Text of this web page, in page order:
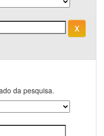
da pesquisa.